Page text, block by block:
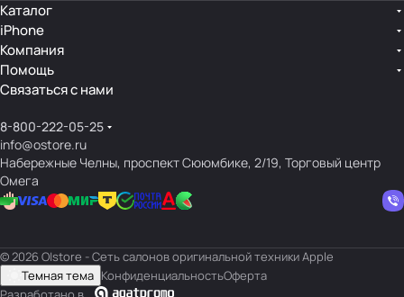
Каталог
iPhone
Компания
Помощь
Связаться с нами
8-800-222-05-25
info@ostore.ru
Набережные Челны, проспект Сююмбике, 2/19, Торговый центр
Омега
© 2026 O|store - Сеть салонов оригинальной техники Apple
Темная тема КонфиденциальностьОферта